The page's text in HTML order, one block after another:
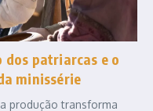
patriarcas e o
minissérie
produção transforma